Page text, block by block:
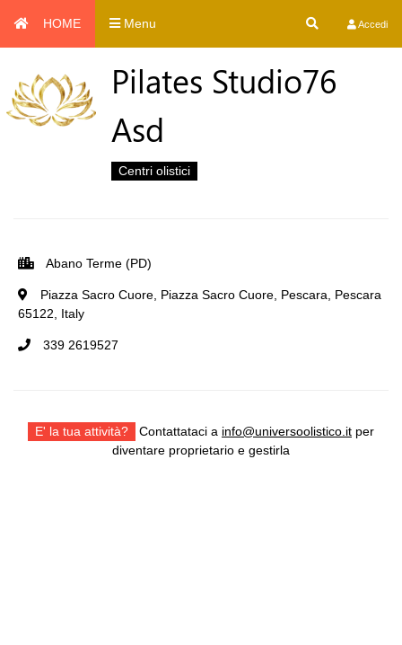
HOME Menu Accedi
Pilates Studio76
Asd
Centri olistici
Abano Terme (PD)
Piazza Sacro Cuore, Piazza Sacro Cuore, Pescara, Pescara
65122, Italy
339 2619527
E' la tua attività? Contattataci a info@universoolistico.it per
diventare proprietario e gestirla